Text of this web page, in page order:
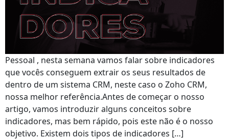
Pessoal , nesta semana vamos falar sobre indicadores
que vocês conseguem extrair os seus resultados de
dentro de um sistema CRM, neste caso o Zoho CRM,
nossa melhor referência.Antes de começar o nosso
artigo, vamos introduzir alguns conceitos sobre
indicadores, mas bem rápido, pois este não é o nosso
objetivo. Existem dois tipos de indicadores […]